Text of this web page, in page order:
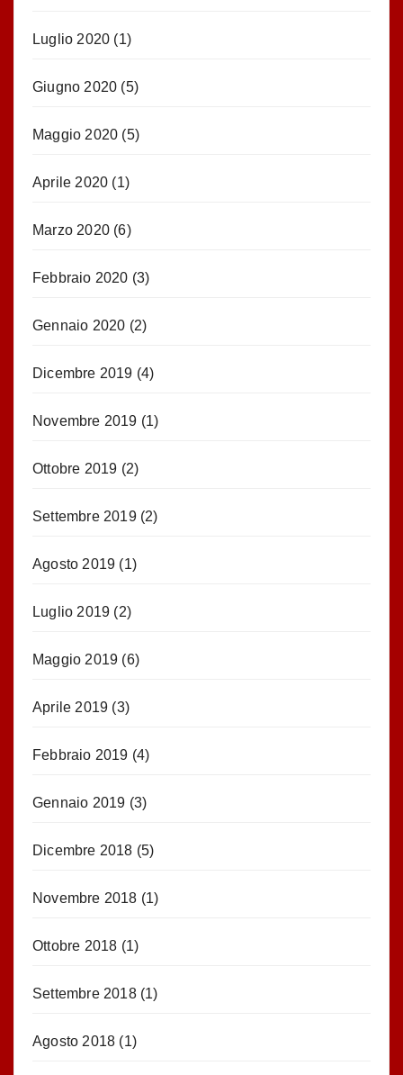
Luglio 2020 (1)
Giugno 2020 (5)
Maggio 2020 (5)
Aprile 2020 (1)
Marzo 2020 (6)
Febbraio 2020 (3)
Gennaio 2020 (2)
Dicembre 2019 (4)
Novembre 2019 (1)
Ottobre 2019 (2)
Settembre 2019(2)
Agosto 2019 (1)
Luglio 2019 (2)
Maggio 2019 (6)
Aprile 2019 (3)
Febbraio 2019 (4)
Gennaio 2019 (3)
Dicembre 2018 (5)
Novembre 2018 (1)
Ottobre 2018 (1)
Settembre 2018(1)
Agosto 2018 (1)